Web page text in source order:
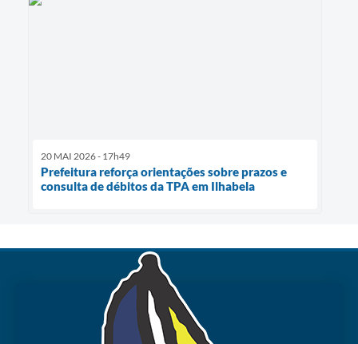
20 MAI 2026 - 17h49
Prefeitura reforça orientações sobre prazos e
consulta de débitos da TPA em Ilhabela